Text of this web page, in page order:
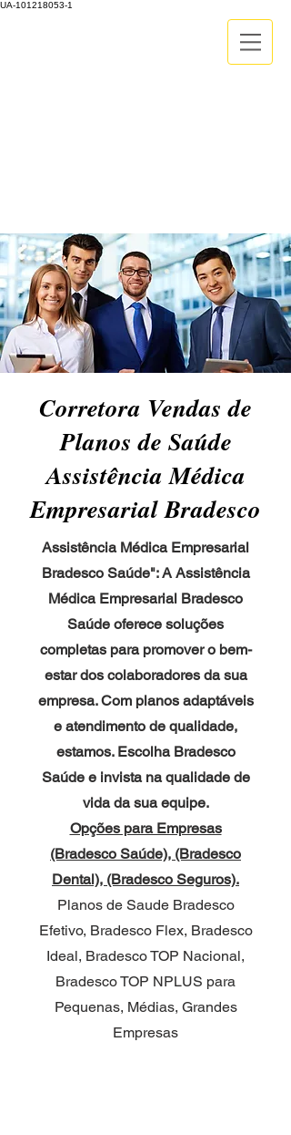
UA-101218053-1
Corretora Vendas de
Planos de Saúde
Assistência Médica
Empresarial Bradesco
Assistência Médica Empresarial
Bradesco Saúde": A Assistência
Médica Empresarial Bradesco
Saúde oferece soluções
completas para promover o bem-
estar dos colaboradores da sua
empresa. Com planos adaptáveis
e atendimento de qualidade,
estamos. Escolha Bradesco
Saúde e invista na qualidade de
vida da sua equipe.
Opções para Empresas
(Bradesco Saúde), (Bradesco
Dental), (Bradesco Seguros).
Planos de Saude Bradesco
Efetivo, Bradesco Flex, Bradesco
Ideal, Bradesco TOP Nacional,
Bradesco TOP NPLUS para
Pequenas, Médias, Grandes
Empresas